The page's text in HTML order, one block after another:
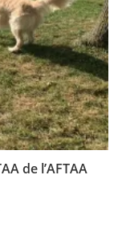
de l’AFTAA